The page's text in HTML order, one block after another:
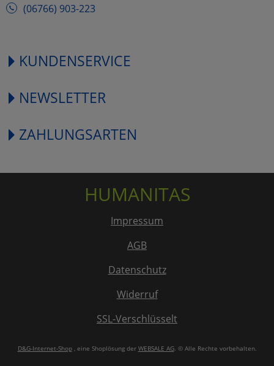
(06766) 903-223
KUNDENSERVICE
NEWSLETTER
ZAHLUNGSARTEN
HUMANITAS
Impressum
AGB
Datenschutz
Widerruf
SSL-Verschlüsselt
D&G-Internet-Shop, eine Shoplösung der WEBSALE AG. © Alle Rechte vorbehalten.